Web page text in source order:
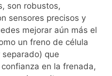
son robustos,
sensores precisos y
mejorar aún más el
un freno de célula
que
en la frenada,